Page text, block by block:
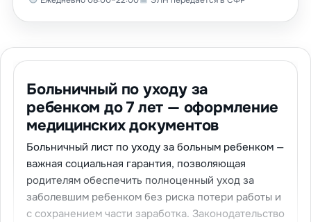
Больничный по уходу за
ребенком до 7 лет — оформление
медицинских документов
Больничный лист по уходу за больным ребенком —
важная социальная гарантия, позволяющая
родителям обеспечить полноценный уход за
заболевшим ребенком без риска потери работы и
с сохранением части заработка. Законодательство